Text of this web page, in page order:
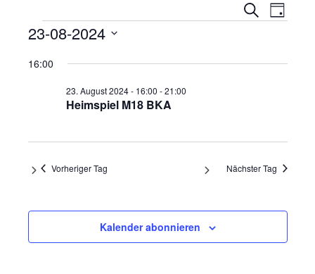
Suche
Tag
Veranstaltungen
23-08-2024
wählen.
16:00
Heimspiel M18 BKA
23. August 2024 - 16:00 -21:00
Vorheriger Tag Nächster Tag
Kalender abonnieren